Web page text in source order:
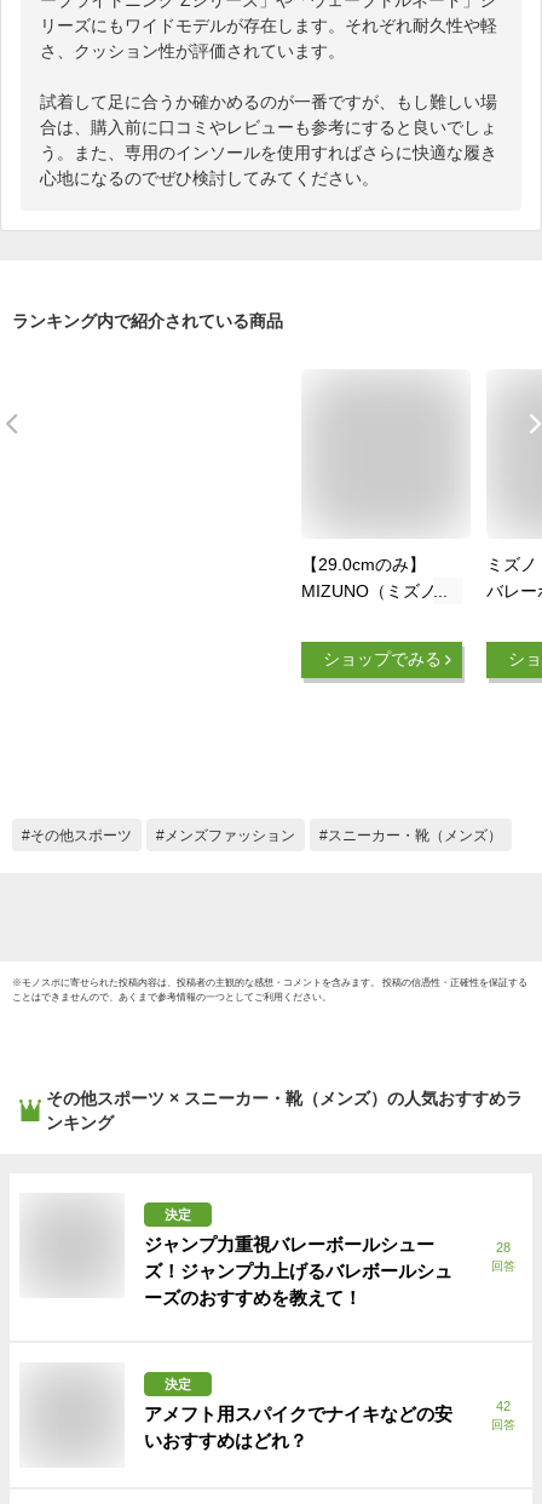
リーズにもワイドモデルが存在します。それぞれ耐久性や軽
さ、クッション性が評価されています。
試着して足に合うか確かめるのが一番ですが、もし難しい場
合は、購入前に口コミやレビューも参考にすると良いでしょ
う。また、専用のインソールを使用すればさらに快適な履き
心地になるのでぜひ検討してみてください。
ランキング内で紹介されている商品
【29.0cmのみ】
MIZUNO（ミズノ）
グ Z8 ワイド WAVE
LIGHTNING Z8
幅広/男女兼用/ユニ
ショップでみる
ミズ
バレー
ング
品/バ
シ
その他スポーツ メンズファッション スニーカー・靴（メンズ）
※モノスポに寄せられた投稿内容は、投稿者の主観的な感想・コメントを含みます。 投稿の信憑性・正確性を保証する
ことはできませんので、あくまで参考情報の一つとしてご利用ください。
その他スポーツ × スニーカー・靴（メンズ） の人気おすすめラ
ンキング
決定
ジャンプ力重視バレーボールシュー
ズ！ジャンプ力上げるバレボールシュ
ーズのおすすめを教えて！
28
回答
決定
アメフト用スパイクでナイキなどの安
いおすすめはどれ？
42
回答